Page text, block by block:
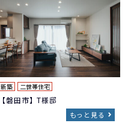
新築 二世帯住宅
【磐田市】T様邸
もっと見る